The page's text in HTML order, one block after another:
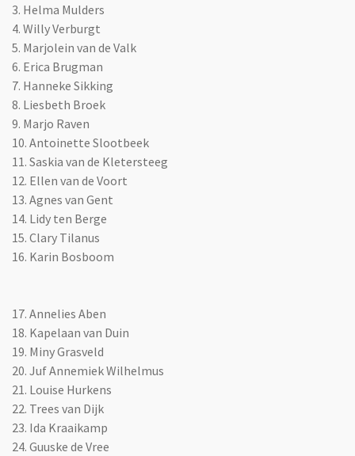
3. Helma Mulders
4. Willy Verburgt
5. Marjolein van de Valk
6. Erica Brugman
7. Hanneke Sikking
8. Liesbeth Broek
9. Marjo Raven
10. Antoinette Slootbeek
11. Saskia van de Kletersteeg
12. Ellen van de Voort
13. Agnes van Gent
14. Lidy ten Berge
15. Clary Tilanus
16. Karin Bosboom
17. Annelies Aben
18. Kapelaan van Duin
19. Miny Grasveld
20. Juf Annemiek Wilhelmus
21. Louise Hurkens
22. Trees van Dijk
23. Ida Kraaikamp
24. Guuske de Vree